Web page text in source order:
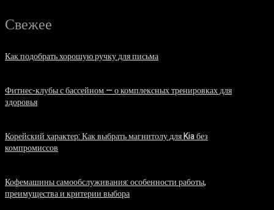
Свежее
Как подобрать хорошую ручку для письма
Фитнес-клубы с бассейном — о комплексных тренировках для
здоровья
Корейский характер: Как выбрать магнитолу для Kia без
компромиссов
Кофемашины самообслуживания: особенности работы,
преимущества и критерии выбора